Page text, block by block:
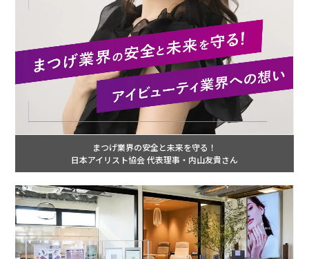
まつげ業界の安全と未来を守る！
日本アイリスト協会 代表理事・内山友貴さん